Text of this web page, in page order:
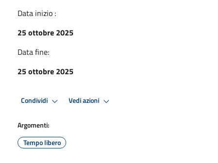
Data inizio :
25 ottobre 2025
Data fine:
25 ottobre 2025
Condividi Vedi azioni
Argomenti:
Tempo libero